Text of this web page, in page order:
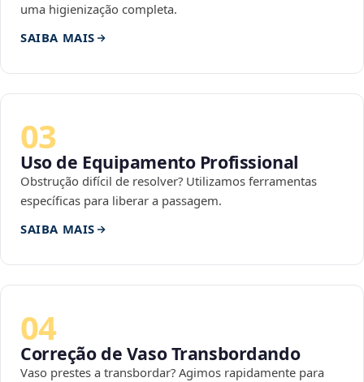
uma higienização completa.
SAIBA MAIS
03
Uso de Equipamento Profissional
Obstrução difícil de resolver? Utilizamos ferramentas
específicas para liberar a passagem.
SAIBA MAIS
04
Correção de Vaso Transbordando
Vaso prestes a transbordar? Agimos rapidamente para